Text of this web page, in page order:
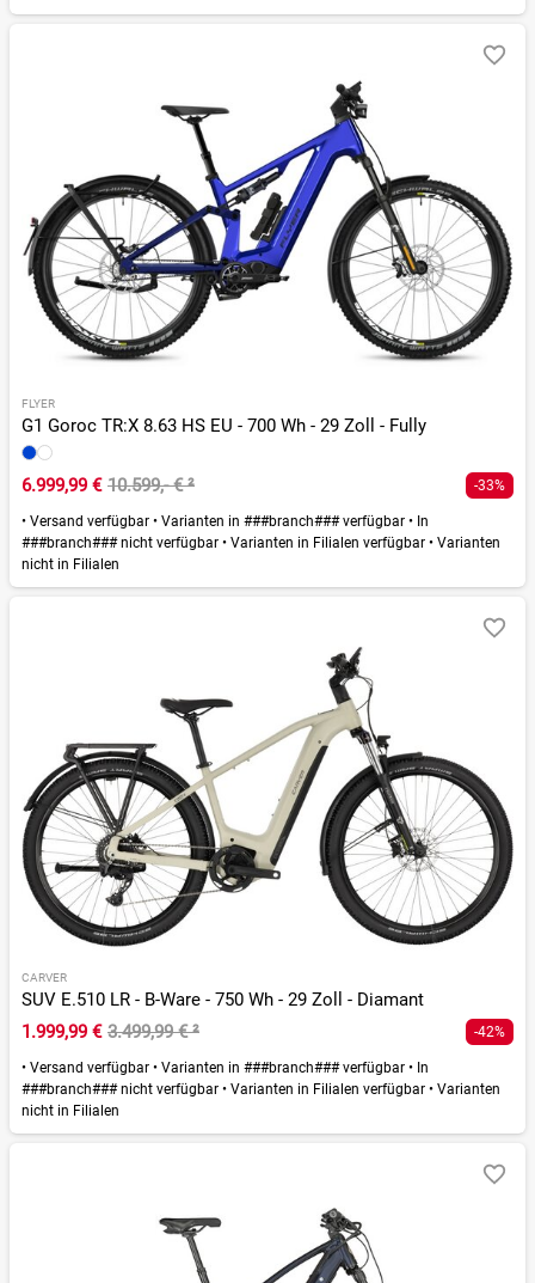
FLYER
G1 Goroc TR:X 8.63 HS EU - 700 Wh - 29 Zoll - Fully
6.999,99 € 10.599,- €² -33%
• Versand verfügbar • Varianten in ###branch### verfügbar • In
###branch### nicht verfügbar • Varianten in Filialen verfügbar • Varianten
nicht in Filialen
CARVER
SUV E.510 LR - B-Ware - 750 Wh - 29 Zoll - Diamant
1.999,99 € 3.499,99 €² -42%
• Versand verfügbar • Varianten in ###branch### verfügbar • In
###branch### nicht verfügbar • Varianten in Filialen verfügbar • Varianten
nicht in Filialen